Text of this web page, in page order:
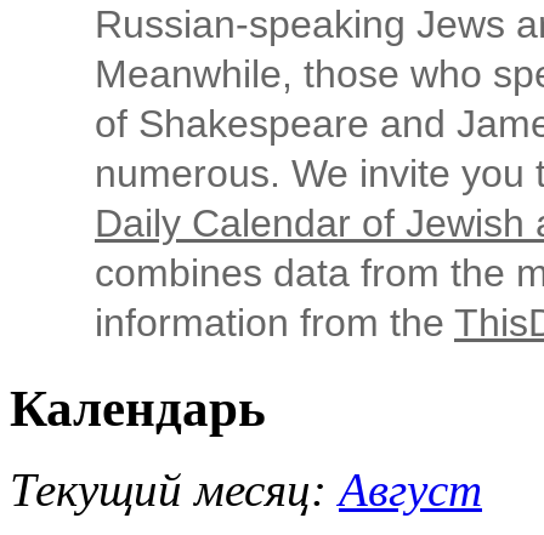
Russian‑speaking Jews
Meanwhile, those who
of Shakespeare and
numerous. We invite
Daily Calendar of Jewish
combines data from the
information from the
Календарь
Текущий месяц: Август